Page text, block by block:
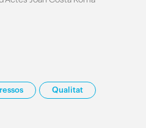
Qualitat